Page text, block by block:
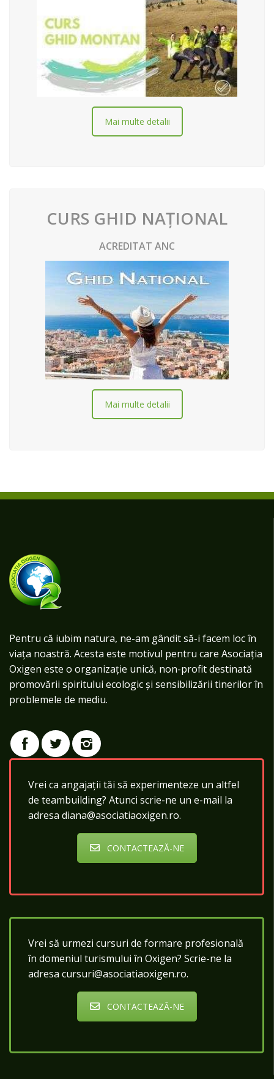
Mai multe detalii
CURS GHID NAȚIONAL
ACREDITAT ANC
Mai multe detalii
Pentru că iubim natura, ne-am gândit să-i facem loc în
viața noastră. Acesta este motivul pentru care Asociația
Oxigen este o organizație unică, non-profit destinată
promovării spiritului ecologic și sensibilizării tinerilor în
problemele de mediu.
Vrei ca angajații tăi să experimenteze un altfel
de teambuilding? Atunci scrie-ne un e-mail la
adresa diana@asociatiaoxigen.ro.
CONTACTEAZĂ-NE
Vrei să urmezi cursuri de formare profesională
în domeniul turismului în Oxigen? Scrie-ne la
adresa cursuri@asociatiaoxigen.ro.
CONTACTEAZĂ-NE